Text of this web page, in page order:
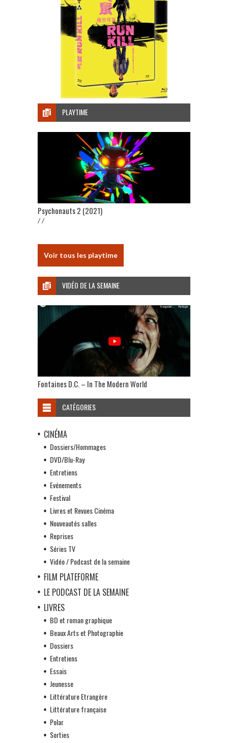
PLAYTIME
Psychonauts 2 (2021)
/ /
Voir tous les playtime
VIDÉO DE LA SEMAINE
Fontaines D.C. – In The Modern World
CATÉGORIES
CINÉMA
Dossiers/Hommages
DVD/Blu-Ray
Entretiens
Evénements
Festival
Livres et Revues Cinéma
Nouveautés salles
Reprises
Séries TV
Vidéo / Podcast de la semaine
FILM PLATEFORME
LE PODCAST DE LA SEMAINE
LIVRES
BD et roman graphique
Beaux Arts et Photographie
Dossiers
Entretiens
Essais
Jeunesse
Littérature Etrangère
Littérature française
Polar
Sorties